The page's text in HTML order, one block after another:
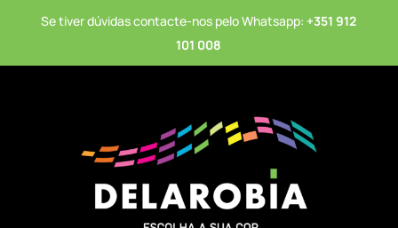
Se tiver dúvidas contacte-nos pelo Whatsapp: +351 912
101 008